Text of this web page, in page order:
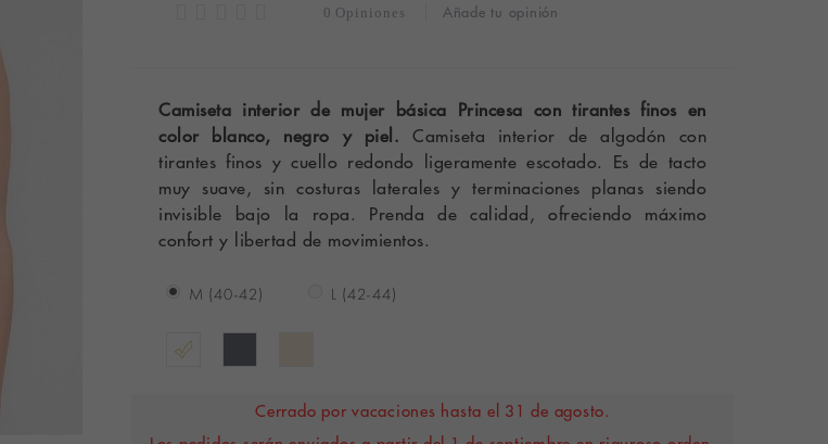
0 Opiniones Añade tu opinión
Camiseta interior de mujer básica Princesa con tirantes finos en
color blanco, negro y piel.Camiseta interior de algodón con
tirantes finos y cuello redondo ligeramente escotado. Es de tacto
muy suave, sin costuras laterales y terminaciones planas siendo
invisible bajo la ropa. Prenda de calidad, ofreciendo máximo
confort y libertad de movimientos.
M (40-42) L (42-44)
Cerrado por vacaciones hasta el 31 de agosto.